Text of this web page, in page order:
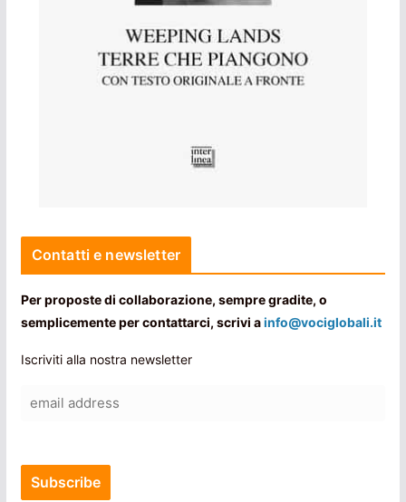
Contatti e newsletter
Per proposte di collaborazione, sempre gradite, o
semplicemente per contattarci, scrivi ainfo@vociglobali.it
Iscriviti alla nostra newsletter